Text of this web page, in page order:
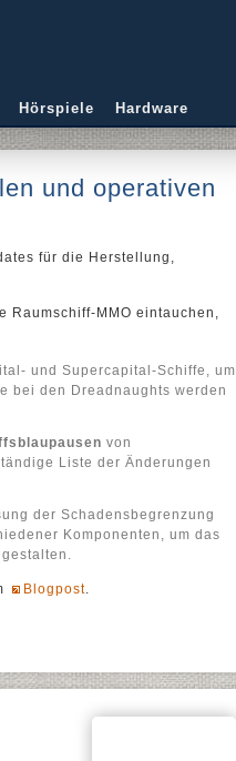
Hörspiele Hardware
und operativen
für die Herstellung,
Raumschiff-MMO eintauchen,
und Supercapital-Schiffe, um
bei den Dreadnaughts werden
von
Liste der Änderungen
der Schadensbegrenzung
Komponenten, um das
Blogpost.